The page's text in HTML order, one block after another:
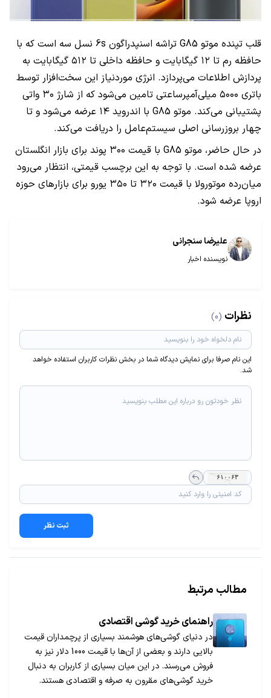
قلب تپنده موتو G85 تراشه اسنپدراگون 6s نسل سه است که با
حافظه رم تا ۱۲ گیگابایت و حافظه داخلی تا ۵۱۲ گیگابایت به
پردازش اطلاعات می‌پردازد. انرژی موردنیاز این سخت‌افزار توسط
باتری ۵۰۰۰ میلی‌آمپرساعتی تامین می‌شود که از شارژ ۳۰ واتی
پشتیبانی می‌کند. موتو G85 با اندروید ۱۴ عرضه می‌شود و تا
چهار بروزرسانی اصلی سیستم‌عامل را دریافت می‌کند.
در حال حاضر، موتو G85 با قیمت ۳۰۰ پوند برای بازار انگلستان
عرضه شده است. با توجه به این برچسب قیمتی، انتظار می‌رود
میان‌رده موتورولا با قیمت ۳۲۰ تا ۳۵۰ یورو برای بازارهای حوزه
اروپا عرضه شود.
علیرضا سنجرانی
نویسنده اخبار
نظرات (0)
این نام صرفا برای نمایش دیدگاه شما در بخش نظرات کاربران استفاده خواهد
شد.
ثبت نظر
مطالب مرتبط
راهنمای خرید گوشی اقتصادی
در دنیای گوشی‌های هوشمند بسیاری از پرچمداران قیمت
بالایی دارند و بعضی از آن‌ها با قیمت 1000 دلار نیز به
فروش می‌رسند. در این میان بسیاری از کاربران به دنبال
خرید گوشی‌های مقرون به صرفه و اقتصادی هستند.